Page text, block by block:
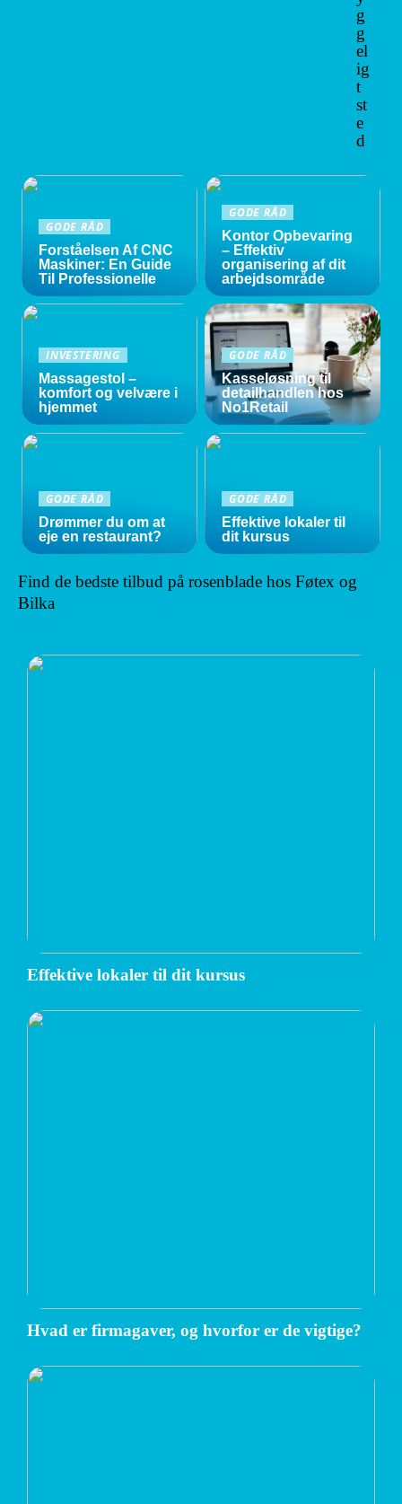
g
g
el
ig
t
st
e
d
GODE RÅD
Forståelsen Af CNC
Maskiner: En Guide
Til Professionelle
GODE RÅD
Kontor Opbevaring
– Effektiv
organisering af dit
arbejdsområde
INVESTERING
Massagestol –
komfort og velvære i
hjemmet
GODE RÅD
Kasseløsning til
detailhandlen hos
No1Retail
GODE RÅD
Drømmer du om at
eje en restaurant?
GODE RÅD
Effektive lokaler til
dit kursus
Find de bedste tilbud på rosenblade hos Føtex og
Bilka
Effektive lokaler til dit kursus
Hvad er firmagaver, og hvorfor er de vigtige?